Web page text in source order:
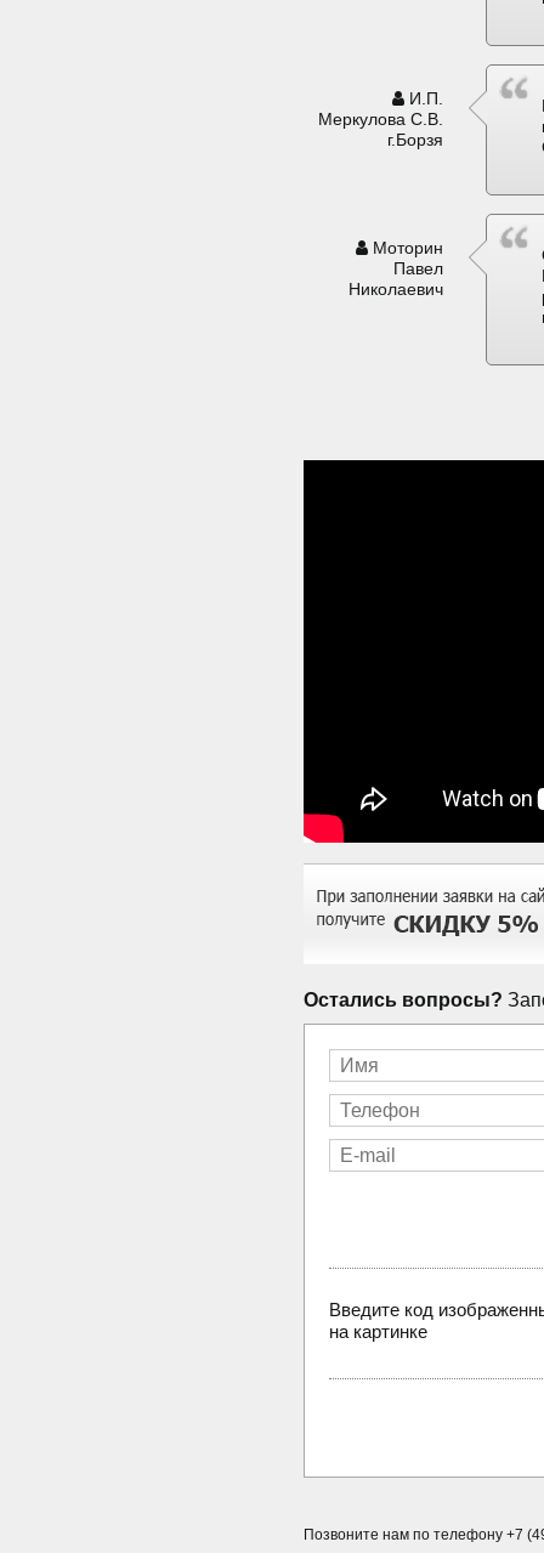
И.П.
Меркулова С.В.
г.Борзя
Моторин
Павел
Николаевич
Остались вопросы?
Введите код
на картинке
Позвоните нам по телефону +7